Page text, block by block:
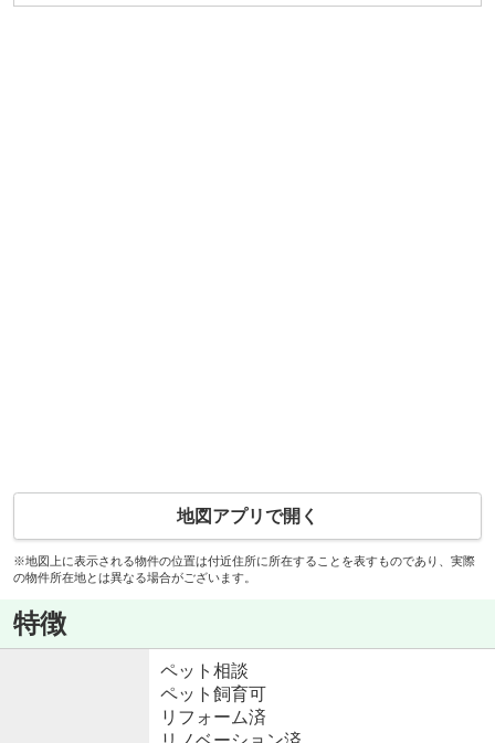
地図アプリで開く
※地図上に表示される物件の位置は付近住所に所在することを表すものであり、実際
の物件所在地とは異なる場合がございます。
特徴
ペット相談
ペット飼育可
リフォーム済